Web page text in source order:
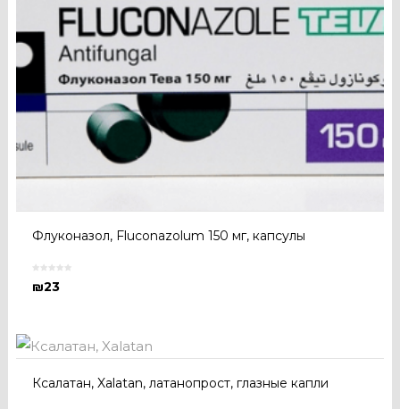
Флуконазол, Fluconazolum 150 мг, капсулы
₪23
Ксалатан, Xalatan, латанопрост, глазные капли